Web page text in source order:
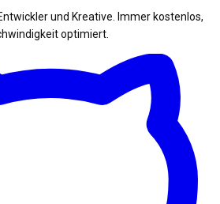
und Kreative. Immer kostenlos,
optimiert.